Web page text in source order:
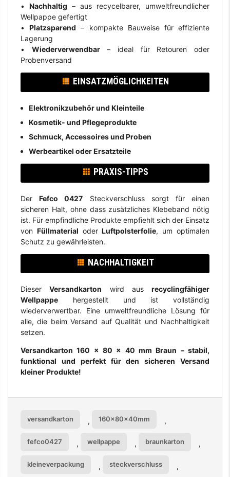
• Nachhaltig – aus recycelbarer, umweltfreundlicher
Wellpappe gefertigt
•Platzsparend – kompakte Bauweise für effiziente
Lagerung
• Wiederverwendbar– ideal für Retouren oder
Probenversand
EINSATZMÖGLICHKEITEN
Elektronikzubehör und Kleinteile
Kosmetik- und Pflegeprodukte
Schmuck, Accessoires und Proben
Werbeartikel oder Ersatzteile
PRAXIS-TIPPS
DerFefco 0427 Steckverschluss sorgt für einen
sicheren Halt, ohne dass zusätzliches Klebeband nötig
ist. Für empfindliche Produkte empfiehlt sich der Einsatz
von Füllmaterial oderLuftpolsterfolie, um optimalen
Schutz zu gewährleisten.
NACHHALTIGKEIT
DieserVersandkarton wird ausrecyclingfähiger
Wellpappehergestellt und ist vollständig
wiederverwertbar. Eine umweltfreundliche Lösung für
alle, die beim Versand auf Qualität und Nachhaltigkeit
setzen.
Versandkarton 160 × 80 × 40 mm Braun – stabil,
funktional und perfekt für den sicheren Versand
kleiner Produkte!
versandkarton , 160x80x40mm ,
fefco0427 , wellpappe , braunkarton ,
kleineverpackung , steckverschluss ,